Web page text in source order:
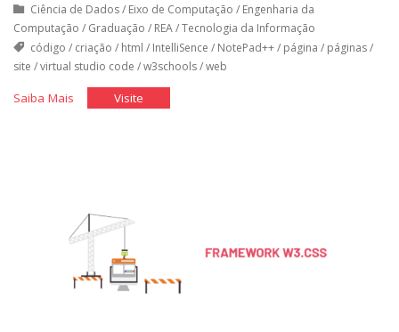
Ciência de Dados/ Eixo de Computação / Engenharia da
Computação / Graduação / REA/Tecnologia da Informação
código / criação / html / IntelliSence / NotePad++/ página / páginas/
site /virtual studio code /w3schools/web
Saiba Mais"HTML" Visite"HTML"